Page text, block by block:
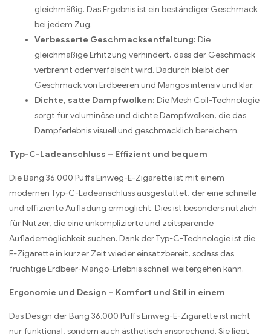
gleichmäßig. Das Ergebnis ist ein beständiger Geschmack
bei jedem Zug.
Verbesserte Geschmacksentfaltung: Die
gleichmäßige Erhitzung verhindert, dass der Geschmack
verbrennt oder verfälscht wird. Dadurch bleibt der
Geschmack von Erdbeeren und Mangos intensiv und klar.
Dichte, satte Dampfwolken: Die Mesh Coil-Technologie
sorgt für voluminöse und dichte Dampfwolken, die das
Dampferlebnis visuell und geschmacklich bereichern.
Typ-C-Ladeanschluss – Effizient und bequem
Die Bang 36.000 Puffs Einweg-E-Zigarette ist mit einem
modernen Typ-C-Ladeanschluss ausgestattet, der eine schnelle
und effiziente Aufladung ermöglicht. Dies ist besonders nützlich
für Nutzer, die eine unkomplizierte und zeitsparende
Auflademöglichkeit suchen. Dank der Typ-C-Technologie ist die
E-Zigarette in kurzer Zeit wieder einsatzbereit, sodass das
fruchtige Erdbeer-Mango-Erlebnis schnell weitergehen kann.
Ergonomie und Design – Komfort und Stil in einem
Das Design der Bang 36.000 Puffs Einweg-E-Zigarette ist nicht
nur funktional, sondern auch ästhetisch ansprechend. Sie liegt